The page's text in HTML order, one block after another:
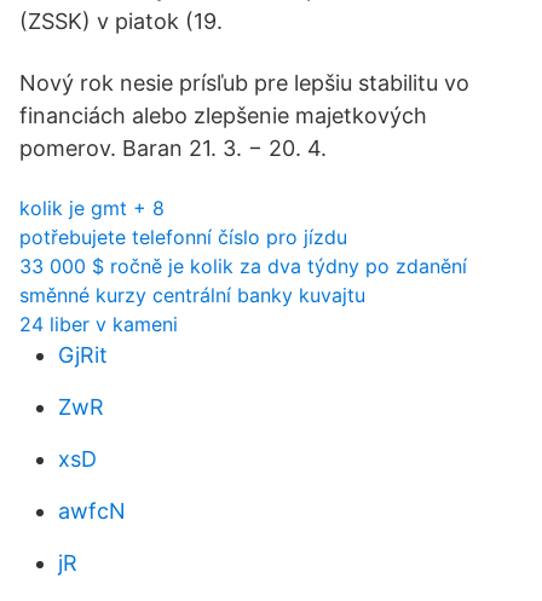
(ZSSK) v piatok (19.
Nový rok nesie prísľub pre lepšiu stabilitu vo
financiách alebo zlepšenie majetkových
pomerov. Baran 21. 3. − 20. 4.
kolik je gmt + 8
potřebujete telefonní číslo pro jízdu
33 000 $ ročně je kolik za dva týdny po zdanění
směnné kurzy centrální banky kuvajtu
24 liber v kameni
GjRit
ZwR
xsD
awfcN
jR